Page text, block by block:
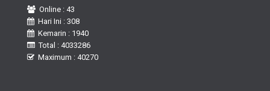
Online : 43
Hari Ini : 308
Kemarin : 1940
Total : 4033286
Maximum : 40270